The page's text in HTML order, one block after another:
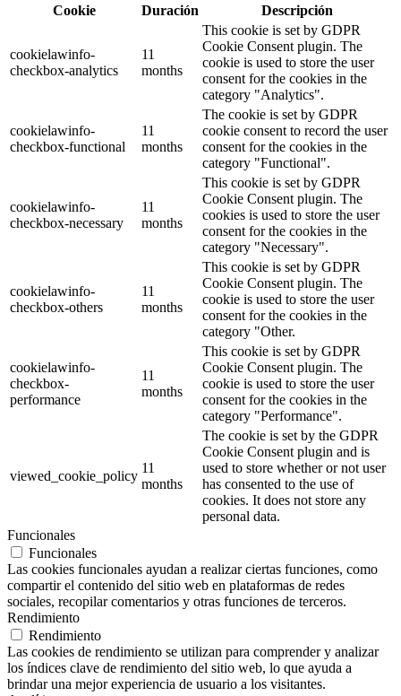
Cookie
Duración Descripción
cookielawinfo-
checkbox-analytics
11
months
This cookie is set by GDPR
Cookie Consent plugin. The
cookie is used to store the user
consent for the cookies in the
category "Analytics".
cookielawinfo-
checkbox-functional
11
months
The cookie is set by GDPR
cookie consent to record the user
consent for the cookies in the
category "Functional".
cookielawinfo-
checkbox-necessary
11
months
This cookie is set by GDPR
Cookie Consent plugin. The
cookies is used to store the user
consent for the cookies in the
category "Necessary".
cookielawinfo-
checkbox-others
11
months
This cookie is set by GDPR
Cookie Consent plugin. The
cookie is used to store the user
consent for the cookies in the
category "Other.
cookielawinfo-
checkbox-
performance
11
months
This cookie is set by GDPR
Cookie Consent plugin. The
cookie is used to store the user
consent for the cookies in the
category "Performance".
viewed_cookie_policy
11
months
The cookie is set by the GDPR
Cookie Consent plugin and is
used to store whether or not user
has consented to the use of
cookies. It does not store any
personal data.
Funcionales
Funcionales
Las cookies funcionales ayudan a realizar ciertas funciones, como
compartir el contenido del sitio web en plataformas de redes
sociales, recopilar comentarios y otras funciones de terceros.
Rendimiento
Rendimiento
Las cookies de rendimiento se utilizan para comprender y analizar
los índices clave de rendimiento del sitio web, lo que ayuda a
brindar una mejor experiencia de usuario a los visitantes.